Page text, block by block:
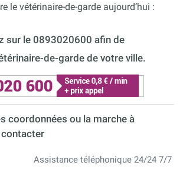
le vétérinaire-de-garde aujourd’hui :
sur le 0893020600 afin de
de-garde de votre ville.
coordonnées ou la marche à
Assistance téléphonique 24/24 7/7